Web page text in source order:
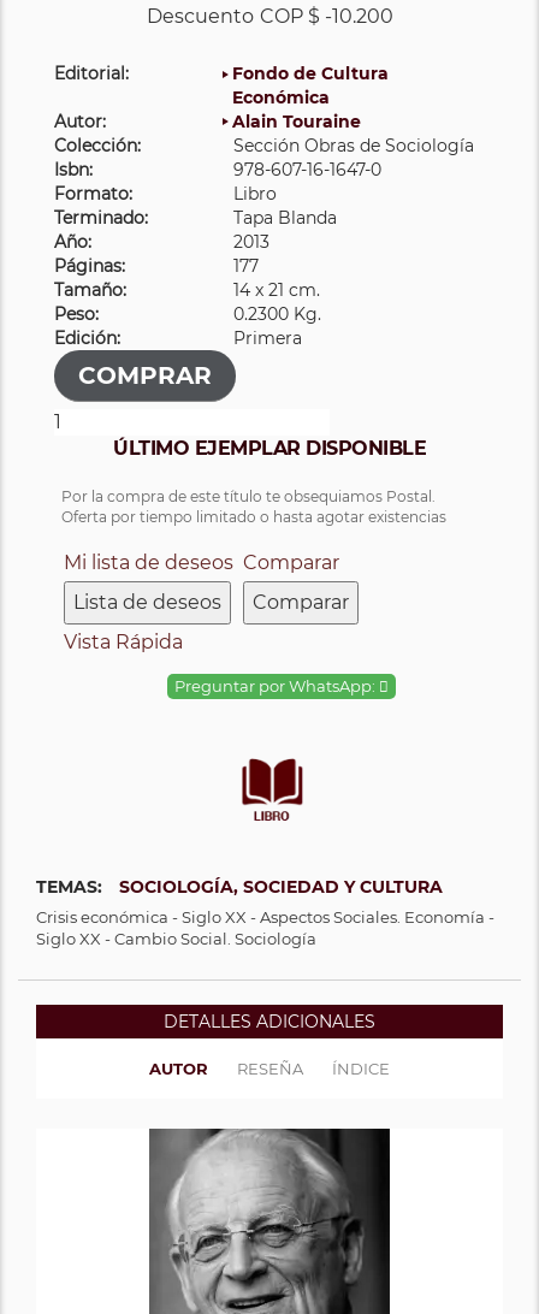
Descuento COP $ -10.200
Editorial:
Fondo de Cultura
Económica
Autor:
Alain Touraine
Colección:
Sección Obras de Sociología
Isbn:
978-607-16-1647-0
Formato:
Libro
Terminado:
Tapa Blanda
Año:
2013
Páginas:
177
Tamaño:
14 x 21 cm.
Peso:
0.2300 Kg.
Edición:
Primera
ÚLTIMO EJEMPLAR DISPONIBLE
Por la compra de este título te obsequiamos Postal.
Oferta por tiempo limitado o hasta agotar existencias
Mi lista de deseos
Lista de deseos
Comparar
Comparar
Vista Rápida
Preguntar por WhatsApp:
TEMAS: SOCIOLOGÍA, SOCIEDAD Y CULTURA
Crisis económica - Siglo XX - Aspectos Sociales. Economía -
Siglo XX - Cambio Social. Sociología
DETALLES ADICIONALES
AUTOR RESEÑA ÍNDICE